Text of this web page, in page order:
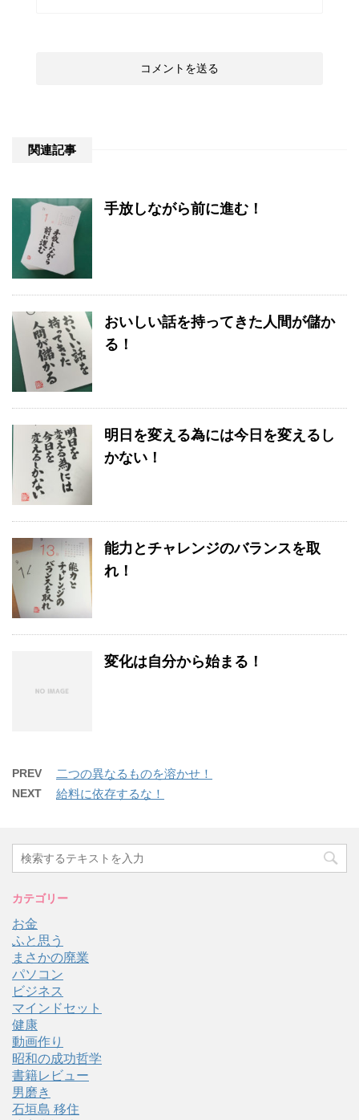
関連記事
手放しながら前に進む！
おいしい話を持ってきた人間が儲か
る！
明日を変える為には今日を変えるし
かない！
能力とチャレンジのバランスを取
れ！
変化は自分から始まる！
PREV 二つの異なるものを溶かせ！
NEXT 給料に依存するな！
カテゴリー
お金
ふと思う
まさかの廃業
パソコン
ビジネス
マインドセット
健康
動画作り
昭和の成功哲学
書籍レビュー
男磨き
石垣島 移住